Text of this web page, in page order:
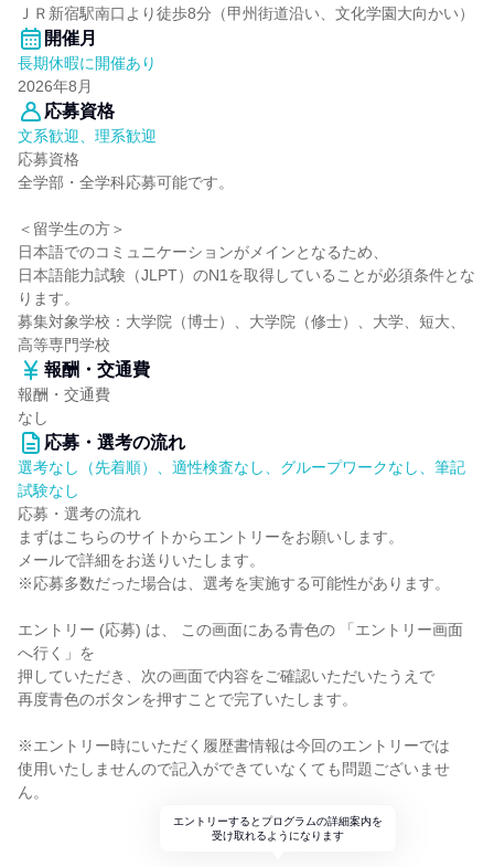
ＪＲ新宿駅南口より徒歩8分（甲州街道沿い、文化学園大向かい）
開催月
長期休暇に開催あり
2026年8月
応募資格
文系歓迎、理系歓迎
応募資格
全学部・全学科応募可能です。
＜留学生の方＞
日本語でのコミュニケーションがメインとなるため、
日本語能力試験（JLPT）のN1を取得していることが必須条件とな
ります。
募集対象学校：大学院（博士）、大学院（修士）、大学、短大、
高等専門学校
報酬・交通費
報酬・交通費
なし
応募・選考の流れ
選考なし（先着順）、適性検査なし、グループワークなし、筆記
試験なし
応募・選考の流れ
まずはこちらのサイトからエントリーをお願いします。
メールで詳細をお送りいたします。
※応募多数だった場合は、選考を実施する可能性があります。
エントリー (応募) は、 この画面にある青色の 「エントリー画面
へ行く」を
押していただき、次の画面で内容をご確認いただいたうえで
再度青色のボタンを押すことで完了いたします。
※エントリー時にいただく履歴書情報は今回のエントリーでは
使用いたしませんので記入ができていなくても問題ございませ
ん。
エントリーするとプログラムの詳細案内を
受け取れるようになります